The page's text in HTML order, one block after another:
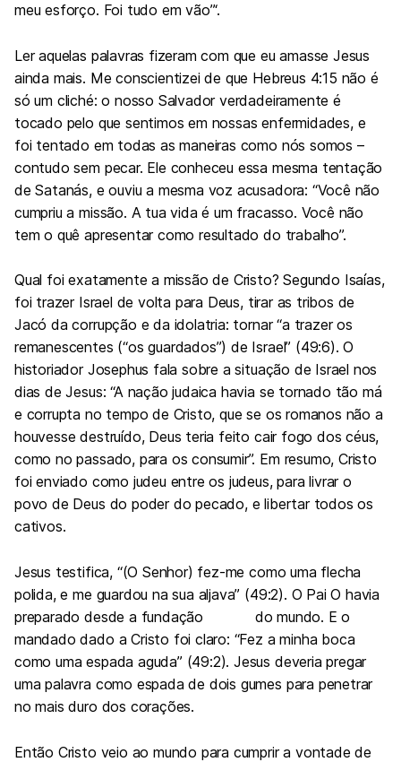
meu esforço. Foi tudo em vão”‘.
Ler aquelas palavras fizeram com que eu amasse Jesus
ainda mais. Me conscientizei de que Hebreus 4:15 não é
só um cliché: o nosso Salvador verdadeiramente é
tocado pelo que sentimos em nossas enfermidades, e
foi tentado em todas as maneiras como nós somos –
contudo sem pecar. Ele conheceu essa mesma tentação
de Satanás, e ouviu a mesma voz acusadora: “Você não
cumpriu a missão. A tua vida é um fracasso. Você não
tem o quê apresentar como resultado do trabalho”.
Qual foi exatamente a missão de Cristo? Segundo Isaías,
foi trazer Israel de volta para Deus, tirar as tribos de
Jacó da corrupção e da idolatria: tornar “a trazer os
remanescentes (“os guardados”) de Israel” (49:6). O
historiador Josephus fala sobre a situação de Israel nos
dias de Jesus: “A nação judaica havia se tornado tão má
e corrupta no tempo de Cristo, que se os romanos não a
houvesse destruído, Deus teria feito cair fogo dos céus,
como no passado, para os consumir”. Em resumo, Cristo
foi enviado como judeu entre os judeus, para livrar o
povo de Deus do poder do pecado, e libertar todos os
cativos.
Jesus testifica, “(O Senhor) fez-me como uma flecha
polida, e me guardou na sua aljava” (49:2). O Pai O havia
preparado desde a fundação do mundo. E o
mandado dado a Cristo foi claro: “Fez a minha boca
como uma espada aguda” (49:2). Jesus deveria pregar
uma palavra como espada de dois gumes para penetrar
no mais duro dos corações.
Então Cristo veio ao mundo para cumprir a vontade de